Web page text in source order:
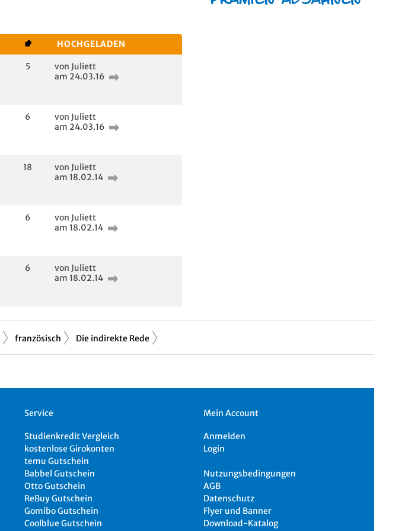
HOCHGELADEN
5
von Juliett
am 24.03.16
6
von Juliett
am 24.03.16
18
von Juliett
am 18.02.14
6
von Juliett
am 18.02.14
6
von Juliett
am 18.02.14
französisch Die indirekte Rede
Service
Studienkredit Vergleich
kostenlose Girokonten
temu Gutschein
Babbel Gutschein
Otto Gutschein
ReBuy Gutschein
Gomibo Gutschein
Coolblue Gutschein
Mein Account
Anmelden
Login
Nutzungsbedingungen
AGB
Datenschutz
Flyer und Banner
Download-Katalog